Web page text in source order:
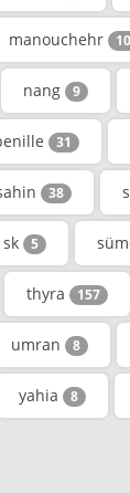
manouchehr 10
nang 9
31
38
sk 5
thyra 157
umran 8
yahia 8